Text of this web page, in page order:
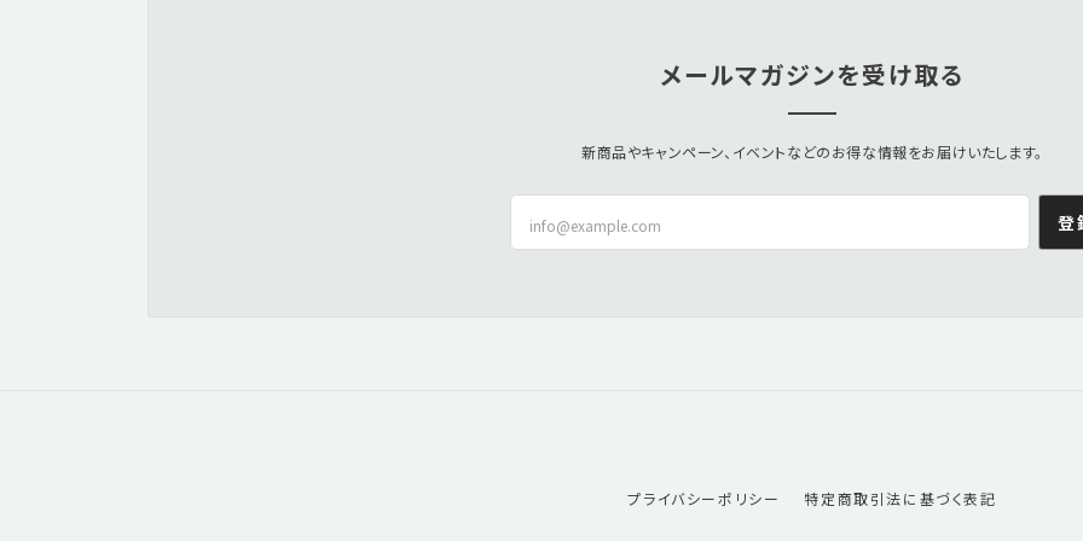
メールマガジンを受け取る
新商品やキャンペーン、イベントなどのお得な情報をお届けいたします。
登
プライバシーポリシー 特定商取引法に基づく表記